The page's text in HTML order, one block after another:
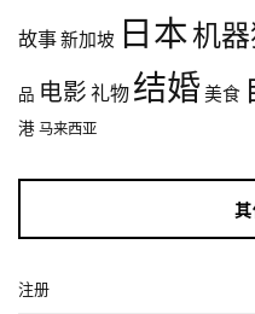
故事新加坡 日本机
品 电影 礼物 结婚美食
港 马来西亚
注册